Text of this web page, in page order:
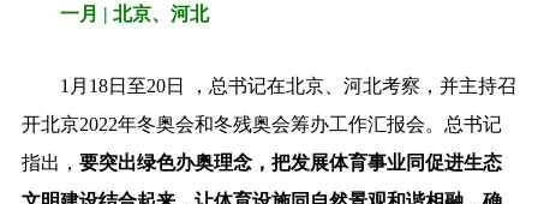
一月 | 北京、河北
1月18日至20日 ，总书记在北京、河北考察，并主持召
开北京2022年冬奥会和冬残奥会筹办工作汇报会。总书记
指出， 要突出绿色办奥理念，把发展体育事业同促进生态